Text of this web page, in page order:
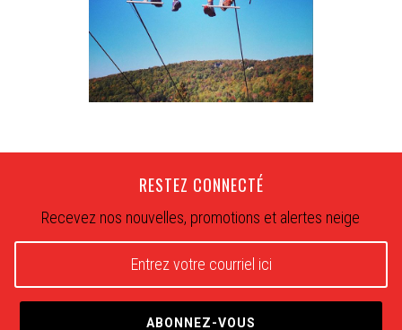
RESTEZ CONNECTÉ
Recevez nos nouvelles, promotions et alertes neige